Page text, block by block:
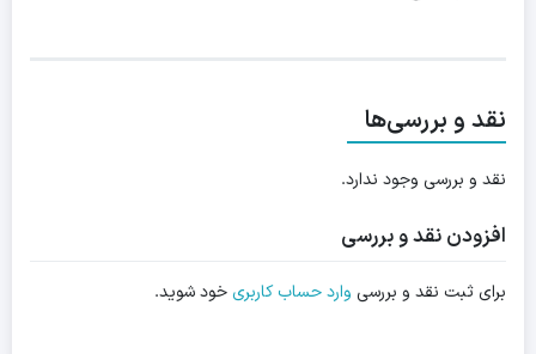
نقد و بررسی‌ها
نقد و بررسی وجود ندارد.
افزودن نقد و بررسی
برای ثبت نقد و بررسی وارد حساب کاربریخود شوید.